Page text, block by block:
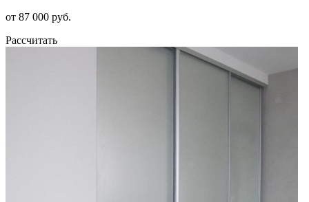
от 87 000 руб.
Рассчитать